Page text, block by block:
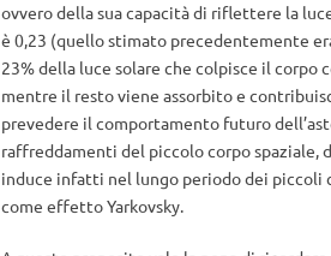
ovvero della sua capacità di riflettere la
è 0,23 (quello stimato precedentemente
23% della luce solare che colpisce il corpo
mentre il resto viene assorbito e
prevedere il comportamento futuro
raffreddamenti del piccolo corpo spaziale,
induce infatti nel lungo periodo dei piccoli
come effetto Yarkovsky.